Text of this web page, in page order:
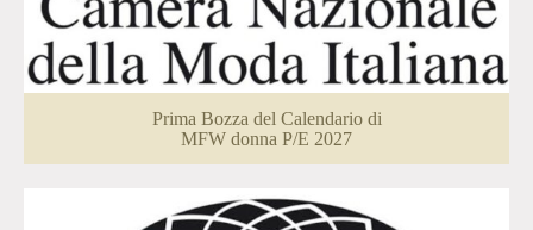
Prima Bozza del Calendario di
MFW donna P/E 2027